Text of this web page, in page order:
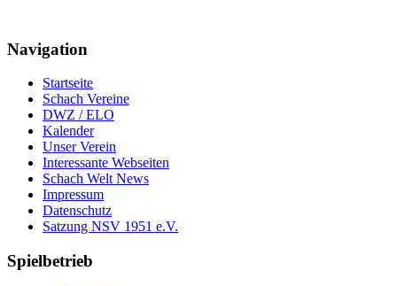
Navigation
Startseite
Schach Vereine
DWZ / ELO
Kalender
Unser Verein
Interessante Webseiten
Schach Welt News
Impressum
Datenschutz
Satzung NSV 1951 e.V.
Spielbetrieb